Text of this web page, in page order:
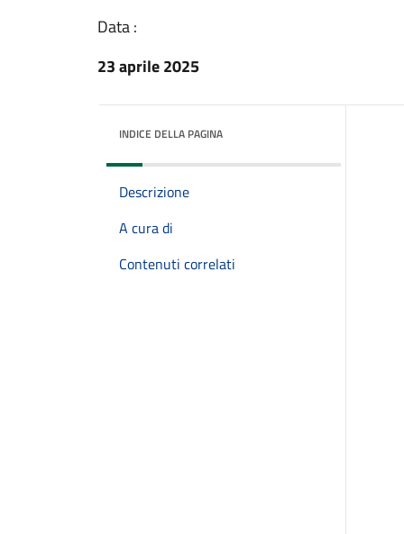
Data :
23 aprile 2025
INDICE DELLA PAGINA
Descrizione
A cura di
Contenuti correlati